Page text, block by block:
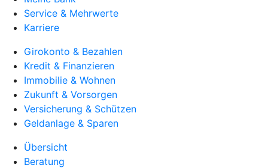
Service & Mehrwerte
Karriere
Girokonto & Bezahlen
Kredit & Finanzieren
Immobilie & Wohnen
Zukunft & Vorsorgen
Versicherung & Schützen
Geldanlage & Sparen
Übersicht
Beratung